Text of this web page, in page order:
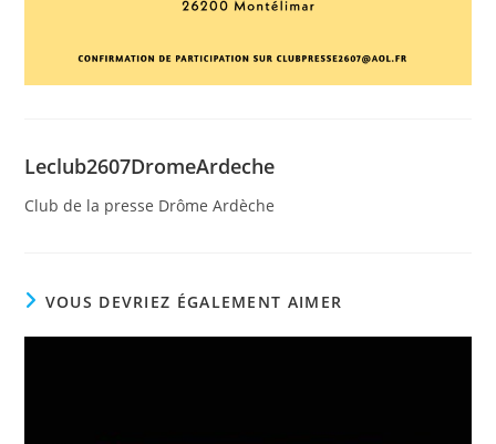
Leclub2607DromeArdeche
Club de la presse Drôme Ardèche
VOUS DEVRIEZ ÉGALEMENT AIMER